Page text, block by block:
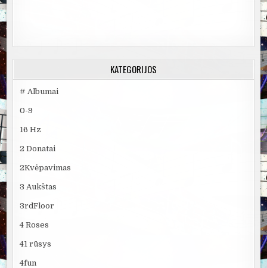
KATEGORIJOS
# Albumai
0-9
16 Hz
2 Donatai
2Kvėpavimas
3 Aukštas
3rdFloor
4 Roses
41 rūsys
4fun